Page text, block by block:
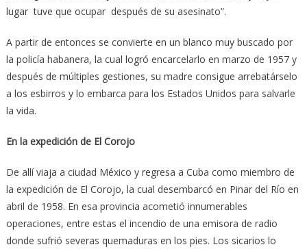
lugar tuve que ocupar después de su asesinato”.
A partir de entonces se convierte en un blanco muy buscado por
la policía habanera, la cual logró encarcelarlo en marzo de 1957 y
después de múltiples gestiones, su madre consigue arrebatárselo
a los esbirros y lo embarca para los Estados Unidos para salvarle
la vida.
En la expedición de El Corojo
De allí viaja a ciudad México y regresa a Cuba como miembro de
la expedición de El Corojo, la cual desembarcó en Pinar del Río en
abril de 1958. En esa provincia acometió innumerables
operaciones, entre estas el incendio de una emisora de radio
donde sufrió severas quemaduras en los pies. Los sicarios lo